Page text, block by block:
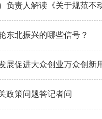
负责人解读《关于规范不
东北振兴的哪些信号？
展促进大众创业万众创新
政策问题答记者问